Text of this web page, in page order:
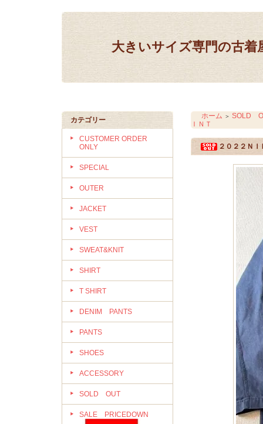
大きいサイズ専門の古
カテゴリー
CUSTOMER ORDER
ONLY
SPECIAL
OUTER
JACKET
VEST
SWEAT&KNIT
SHIRT
T SHIRT
DENIM PANTS
PANTS
SHOES
ACCESSORY
SOLD OUT
SALE PRICEDOWN
ホーム ＞ SOLD
ＩＮＴ
２０２２Ｎ